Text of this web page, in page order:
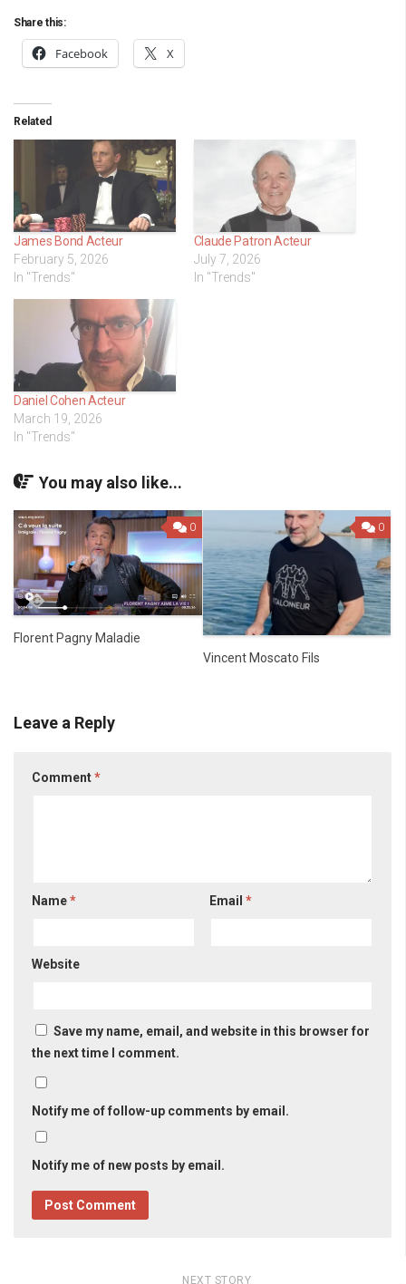
Share this:
Facebook X
Related
James Bond Acteur
February 5, 2026
In "Trends"
Claude Patron Acteur
July 7, 2026
In "Trends"
Daniel Cohen Acteur
March 19, 2026
In "Trends"
You may also like...
0
Florent Pagny Maladie
0
Vincent Moscato Fils
Leave a Reply
Comment*
Name* Email*
Website
Save my name, email, and website in this browser for
the next time I comment.
Notify me of follow-up comments by email.
Notify me of new posts by email.
NEXT STORY